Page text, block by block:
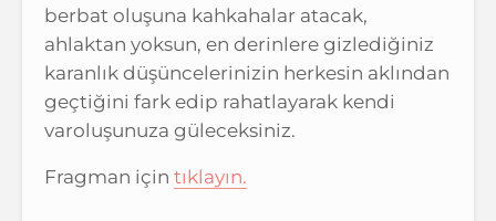
berbat oluşuna kahkahalar atacak,
ahlaktan yoksun, en derinlere gizlediğiniz
karanlık düşüncelerinizin herkesin aklından
geçtiğini fark edip rahatlayarak kendi
varoluşunuza güleceksiniz.
Fragman için tıklayın.